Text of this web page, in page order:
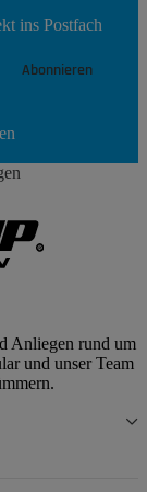
ins Postfach
Abonnieren
Anliegen rund um
und unser Team